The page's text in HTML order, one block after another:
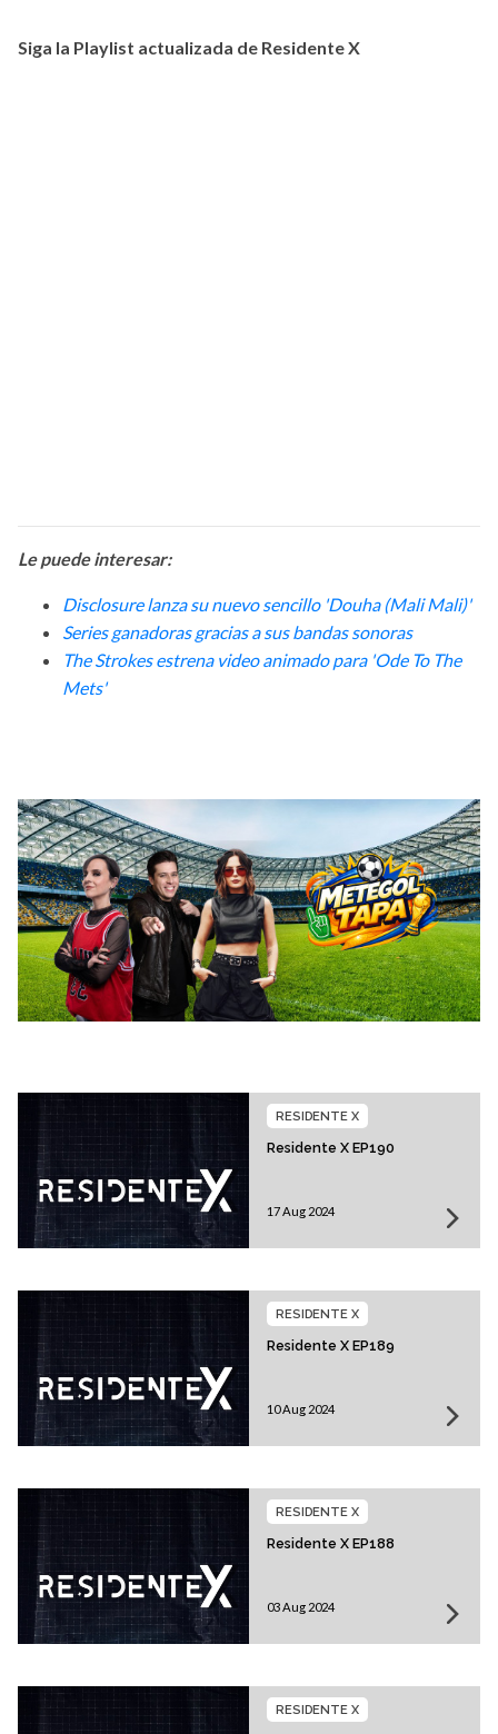
Siga la Playlist actualizada de Residente X
Le puede interesar:
Disclosure lanza su nuevo sencillo 'Douha (Mali Mali)'
Series ganadoras gracias a sus bandas sonoras
The Strokes estrena video animado para 'Ode To The
Mets'
Residente X EP190
RESIDENTE X
17 Aug 2024
Residente X EP189
RESIDENTE X
10 Aug 2024
Residente X EP188
RESIDENTE X
03 Aug 2024
RESIDENTE X